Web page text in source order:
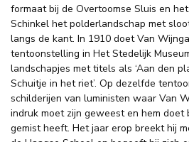
formaat bij de Overtoomse Sluis en
Schinkel het polderlandschap met
langs de kant. In 1910 doet Van
tentoonstelling in Het Stedelijk
landschapjes met titels als ‘Aan den
Schuitje in het riet’. Op dezelfde
schilderijen van luministen waar Van
indruk moet zijn geweest en hem doet
gemist heeft. Het jaar erop breekt hij